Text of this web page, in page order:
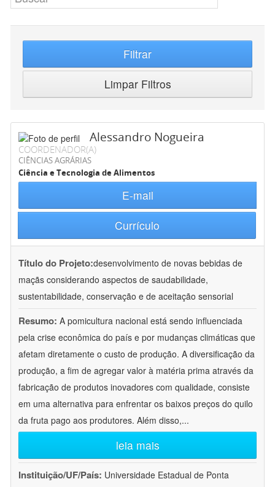
Filtrar
Limpar Filtros
Alessandro Nogueira
COORDENADOR(A)
CIÊNCIAS AGRÁRIAS
Ciência e Tecnologia de Alimentos
E-mail
Currículo
Título do Projeto:desenvolvimento de novas bebidas de
maçãs considerando aspectos de saudabilidade,
sustentabilidade, conservação e de aceitação sensorial
Resumo: A pomicultura nacional está sendo influenciada
pela crise econômica do país e por mudanças climáticas que
afetam diretamente o custo de produção. A diversificação da
produção, a fim de agregar valor à matéria prima através da
fabricação de produtos inovadores com qualidade, consiste
em uma alternativa para enfrentar os baixos preços do quilo
da fruta pago aos produtores. Além disso,...
leia mais
Instituição/UF/País: Universidade Estadual de Ponta